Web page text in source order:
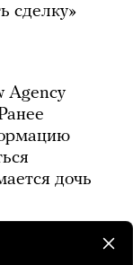
сделку»
Agency
дочь